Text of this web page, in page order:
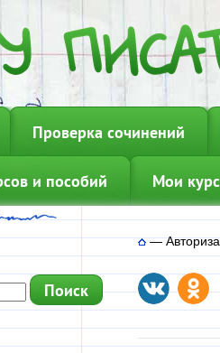
Проверка сочинений
и пособий Мои
—